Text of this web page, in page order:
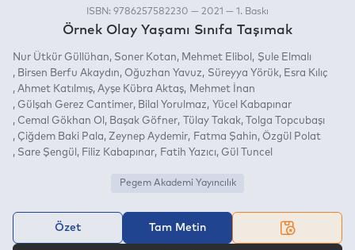
ISBN: 9786257582230 — 2021 — 1. Baskı
Örnek Olay Yaşamı Sınıfa Taşımak
Nur Ütkür Güllühan Soner Kotan Mehmet Elibol
Şule Elmalı
Birsen Berfu Akaydın
Oğuzhan Yavuz Süreyya Yörük
Esra Kılıç
Ahmet Katılmış Ayşe Kübra Aktaş
Mehmet İnan
Gülşah Gerez Cantimer
Bilal Yorulmaz
Yücel Kabapınar
Cemal Gökhan Ol
Başak Göfner Tülay Takak
Tolga Topcubaşı
Çiğdem Baki Pala Zeynep Aydemir Fatma Şahin
Özgül Polat
Sare Şengül
Filiz Kabapınar Fatih Yazıcı Gül Tuncel
Pegem Akademi Yayıncılık
Özet Tam Metin